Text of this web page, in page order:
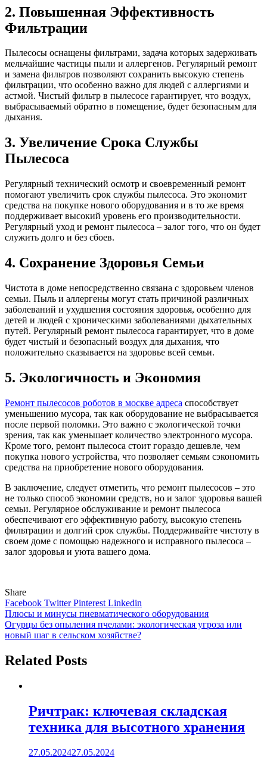
2. Повышенная Эффективность
Фильтрации
Пылесосы оснащены фильтрами, задача которых задерживать
мельчайшие частицы пыли и аллергенов. Регулярный ремонт
и замена фильтров позволяют сохранить высокую степень
фильтрации, что особенно важно для людей с аллергиями и
астмой. Чистый фильтр в пылесосе гарантирует, что воздух,
выбрасываемый обратно в помещение, будет безопасным для
дыхания.
3. Увеличение Срока Службы
Пылесоса
Регулярный технический осмотр и своевременный ремонт
помогают увеличить срок службы пылесоса. Это экономит
средства на покупке нового оборудования и в то же время
поддерживает высокий уровень его производительности.
Регулярный уход и ремонт пылесоса – залог того, что он будет
служить долго и без сбоев.
4. Сохранение Здоровья Семьи
Чистота в доме непосредственно связана с здоровьем членов
семьи. Пыль и аллергены могут стать причиной различных
заболеваний и ухудшения состояния здоровья, особенно для
детей и людей с хроническими заболеваниями дыхательных
путей. Регулярный ремонт пылесоса гарантирует, что в доме
будет чистый и безопасный воздух для дыхания, что
положительно сказывается на здоровье всей семьи.
5. Экологичность и Экономия
Ремонт пылесосов роботов в москве адреса способствует
уменьшению мусора, так как оборудование не выбрасывается
после первой поломки. Это важно с экологической точки
зрения, так как уменьшает количество электронного мусора.
Кроме того, ремонт пылесоса стоит гораздо дешевле, чем
покупка нового устройства, что позволяет семьям сэкономить
средства на приобретение нового оборудования.
В заключение, следует отметить, что ремонт пылесосов – это
не только способ экономии средств, но и залог здоровья вашей
семьи. Регулярное обслуживание и ремонт пылесоса
обеспечивают его эффективную работу, высокую степень
фильтрации и долгий срок службы. Поддерживайте чистоту в
своем доме с помощью надежного и исправного пылесоса –
залог здоровья и уюта вашего дома.
Share
Facebook TwitterPinterest Linkedin
Навигация
по
Плюсы и минусы пневматического оборудования
Огурцы без опыления пчелами: экологическая угроза или
новый шаг в сельском хозяйстве?
Related Posts
Ричтрак: ключевая складская
техника для высотного хранения
27.05.202427.05.2024